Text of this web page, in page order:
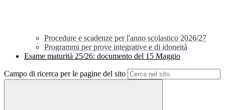
Procedure e scadenze per l'anno scolastico 2026/27
Programmi per prove integrative e di idoneità
Esame maturità 25/26: documento del 15 Maggio
Campo di ricerca per le pagine del sito